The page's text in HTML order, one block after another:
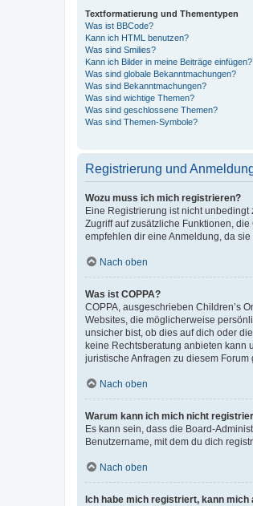
Textformatierung und Thementypen
Was ist BBCode?
Kann ich HTML benutzen?
Was sind Smilies?
Kann ich Bilder in meine Beiträge einfügen?
Was sind globale Bekanntmachungen?
Was sind Bekanntmachungen?
Was sind wichtige Themen?
Was sind geschlossene Themen?
Was sind Themen-Symbole?
Registrierung und
Wozu muss ich mich registrieren?
Eine Registrierung ist nicht
Zugriff auf zusätzliche Funktionen,
empfehlen dir eine Anmeldung, da
Nach oben
Was ist COPPA?
COPPA, ausgeschrieben Children’s
Websites, die möglicherweise
unsicher bist, ob dies auf dich oder
keine Rechtsberatung anbieten kann
juristische Anfragen zu diesem Forum
Nach oben
Warum kann ich mich nicht
Es kann sein, dass die Board-
Benutzername, mit dem du dich
Nach oben
Ich habe mich registriert, kann mich